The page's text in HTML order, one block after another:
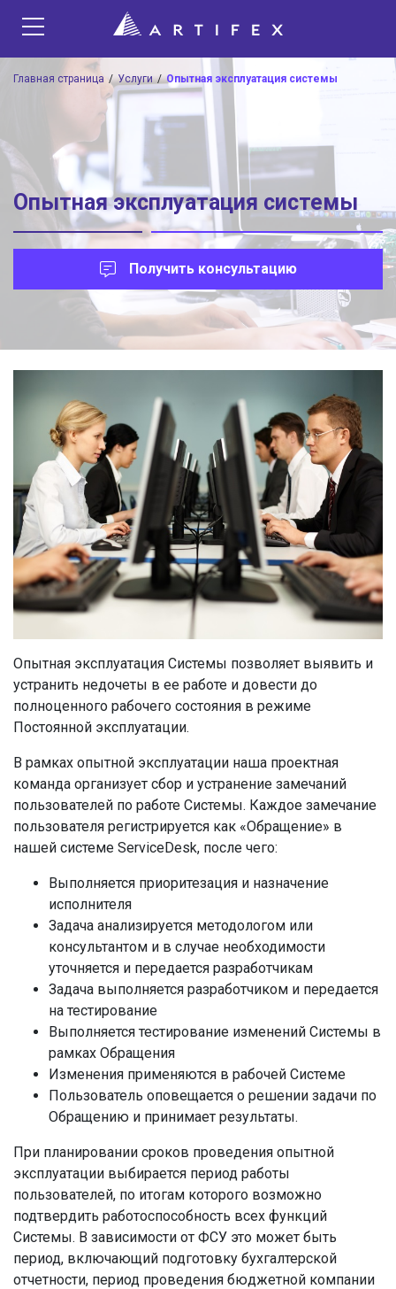
Главная страница Услуги Опытная эксплуатация системы
Опытная эксплуатация системы
Получить консультацию
Опытная эксплуатация Системы позволяет выявить и
устранить недочеты в ее работе и довести до
полноценного рабочего состояния в режиме
Постоянной эксплуатации.
В рамках опытной эксплуатации наша проектная
команда организует сбор и устранение замечаний
пользователей по работе Системы. Каждое замечание
пользователя регистрируется как «Обращение» в
нашей системе ServiceDesk, после чего:
Выполняется приоритезация и назначение
исполнителя
Задача анализируется методологом или
консультантом и в случае необходимости
уточняется и передается разработчикам
Задача выполняется разработчиком и передается
на тестирование
Выполняется тестирование изменений Системы в
рамках Обращения
Изменения применяются в рабочей Системе
Пользователь оповещается о решении задачи по
Обращению и принимает результаты.
При планировании сроков проведения опытной
эксплуатации выбирается период работы
пользователей, по итогам которого возможно
подтвердить работоспособность всех функций
Системы. В зависимости от ФСУ это может быть
период, включающий подготовку бухгалтерской
отчетности, период проведения бюджетной компании